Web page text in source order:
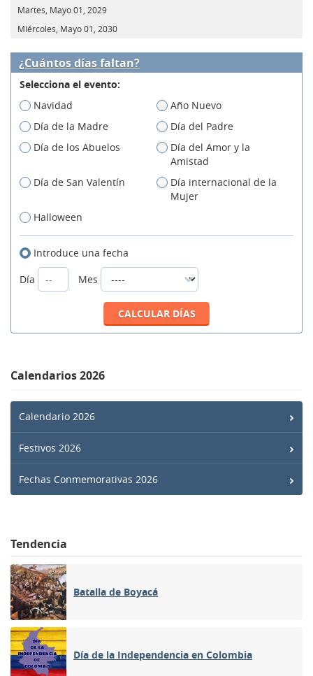
Martes, Mayo 01, 2029
Miércoles, Mayo 01, 2030
¿Cuántos días faltan?
Selecciona el evento:
Navidad
Año Nuevo
Día de la Madre
Día del Padre
Día de los Abuelos
Día del Amor y la
Amistad
Día de San Valentín
Día internacional de la
Mujer
Halloween
Introduce una fecha
Día
Mes
Calendarios 2026
Calendario 2026
Festivos 2026
Fechas Conmemorativas 2026
Tendencia
Batalla de Boyacá
Día de la Independencia en Colombia